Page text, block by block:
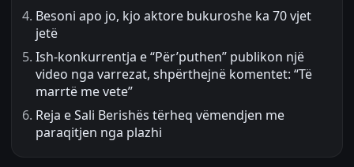
Besoni apo jo, kjo aktore bukuroshe ka 70 vjet
jetë
Ish-konkurrentja e “Për’puthen” publikon një
video nga varrezat, shpërthejnë komentet: “Të
marrtë me vete”
Reja e Sali Berishës tërheq vëmendjen me
paraqitjen nga plazhi